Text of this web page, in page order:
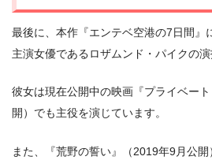
最後に、本作『エンテベ空港の7日間』
主演女優であるロザムンド・パイクの演
彼女は現在公開中の映画『プライベー
開）でも主役を演じています。
また、『荒野の誓い』（2019年9月公